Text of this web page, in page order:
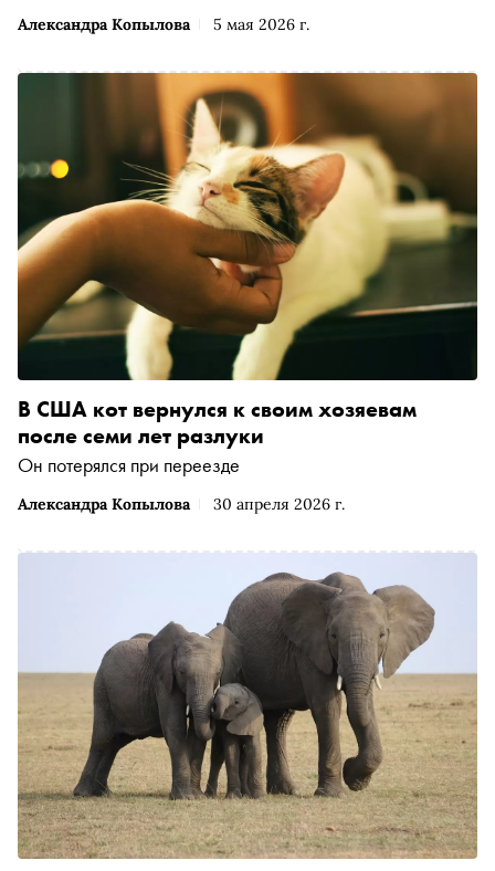
Александра Копылова 5 мая 2026 г.
Александра Копылова 30 апреля 2026 г.
В США кот вернулся к своим хозяевам
после семи лет разлуки
Он потерялся при переезде